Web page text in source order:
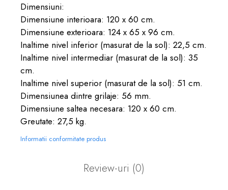
Dimensiuni:
Dimensiune interioara: 120 x 60 cm.
Dimensiune exterioara: 124 x 65 x 96 cm.
Inaltime nivel inferior (masurat de la sol): 22,5 cm.
Inaltime nivel intermediar (masurat de la sol): 35
cm.
Inaltime nivel superior (masurat de la sol): 51 cm.
Dimensiunea dintre grilaje: 56 mm.
Dimensiune saltea necesara: 120 x 60 cm.
Greutate: 27,5 kg.
Informatii conformitate produs
Review-uri (0)